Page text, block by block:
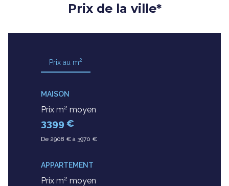
Prix de la ville*
Prix au m2
MAISON
Prix m2 moyen
3399 €
De 2908 € à 3970 €
APPARTEMENT
Prix m2 moyen